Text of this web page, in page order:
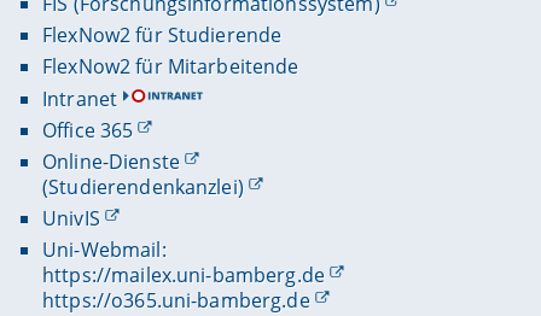
FlexNow2 für Studierende
FlexNow2 für Mitarbeitende
Intranet
Office 365
Online-Dienste
(Studierendenkanzlei)
UnivIS
Uni-Webmail:
https://mailex.uni-bamberg.de
https://o365.uni-bamberg.de